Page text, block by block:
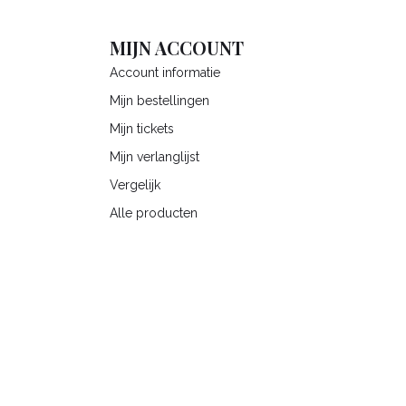
MIJN ACCOUNT
Account informatie
Mijn bestellingen
Mijn tickets
Mijn verlanglijst
Vergelijk
Alle producten